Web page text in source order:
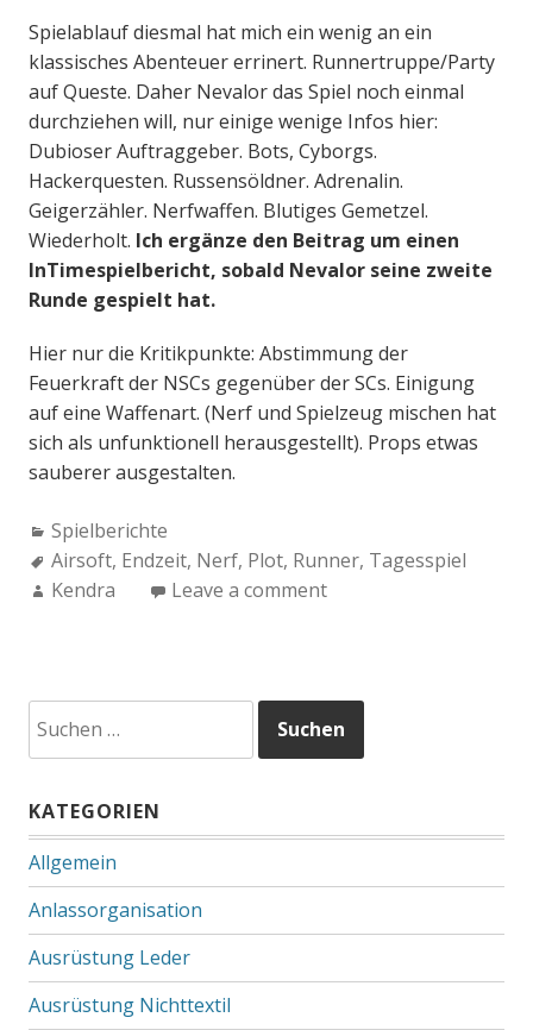
Spielablauf diesmal hat mich ein wenig an ein
klassisches Abenteuer errinert. Runnertruppe/Party
auf Queste. Daher Nevalor das Spiel noch einmal
durchziehen will, nur einige wenige Infos hier:
Dubioser Auftraggeber. Bots, Cyborgs.
Hackerquesten. Russensöldner. Adrenalin.
Geigerzähler. Nerfwaffen. Blutiges Gemetzel.
Wiederholt. Ich ergänze den Beitrag um einen
InTimespielbericht, sobald Nevalor seine zweite
Runde gespielt hat.
Hier nur die Kritikpunkte: Abstimmung der
Feuerkraft der NSCs gegenüber der SCs. Einigung
auf eine Waffenart. (Nerf und Spielzeug mischen hat
sich als unfunktionell herausgestellt). Props etwas
sauberer ausgestalten.
Categories:
Spielberichte
Tags:
Airsoft, Endzeit, Nerf, Plot, Runner, Tagesspiel
Author:
Kendra Leave a comment
nach:
KATEGORIEN
Allgemein
Anlassorganisation
Ausrüstung Leder
Ausrüstung Nichttextil